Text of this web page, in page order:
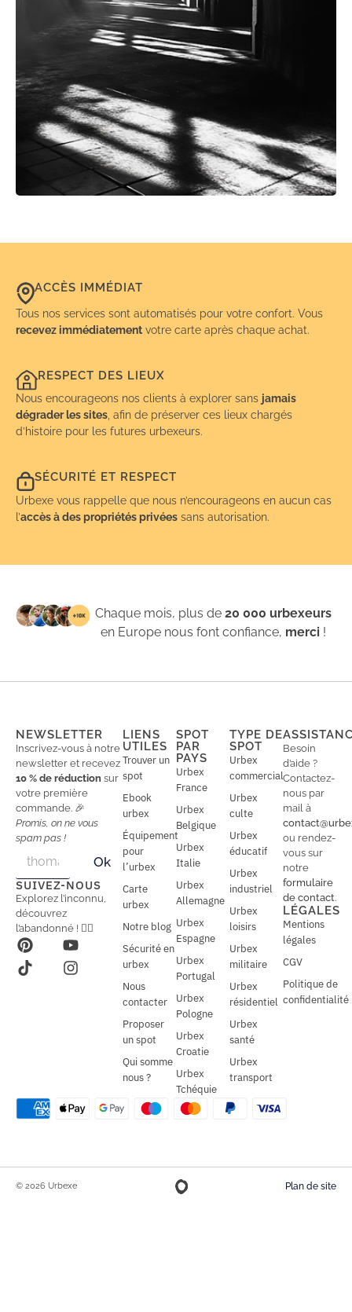
ACCÈS IMMÉDIAT
Tous nos services sont automatisés pour votre confort. Vous
recevez immédiatement votre carte après chaque achat.
RESPECT DES LIEUX
Nous encourageons nos clients à explorer sans jamais
dégrader les sites , afin de préserver ces lieux chargés
d’histoire pour les futures urbexeurs.
SÉCURITÉ ET RESPECT
Urbexe vous rappelle que nous n’encourageons en aucun cas
l’accès à des propriétés privées sans autorisation.
Chaque mois, plus de20 000 urbexeurs
en Europe nous font confiance, merci !
NEWSLETTER
Inscrivez-vous à notre
newsletter et recevez
10 % de réduction sur
votre première
commande. 🎉
Promis, on ne vous
spam pas !
a
i
l
a
i
l
*
Ok
SUIVEZ-NOUS
Explorez l’inconnu,
découvrez
l’abandonné ! 🕵️‍♂️
LIENS
UTILES
Trouver un
spot
Ebook
urbex
Équipement
pour
l’urbex
Carte
urbex
Notre blog
Sécurité en
urbex
Nous
contacter
Proposer
un spot
Qui somme
nous ?
SPOT
PAR
PAYS
Urbex
France
Urbex
Belgique
Urbex
Italie
Urbex
Allemagne
Urbex
Espagne
Urbex
Portugal
Urbex
Pologne
Urbex
Croatie
Urbex
Tchéquie
TYPE DE
SPOT
Urbex
commercial
Urbex
culte
Urbex
éducatif
Urbex
industriel
Urbex
loisirs
Urbex
militaire
Urbex
résidentiel
Urbex
santé
Urbex
transport
Besoin
d’aide ?
Contactez-
nous par
mail à
ou rendez-
vous sur
notre
formulaire
de contact.
LÉGALES
Mentions
légales
CGV
Politique de
confidentialité
© 2026 Urbexe Plan de site